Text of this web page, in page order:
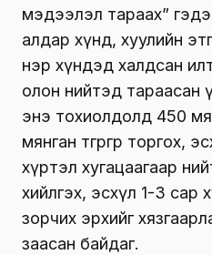
мэдээлэл тараах”
алдар хүнд, хуулийн
нэр хүндэд халдсан
олон нийтэд тараасан
энэ тохиолдолд 450
мянган төгрөгөөр торгох,
хүртэл хугацаагаар
хийлгэх, эсхүл 1-3 сар
зорчих эрхийг
заасан байдаг.